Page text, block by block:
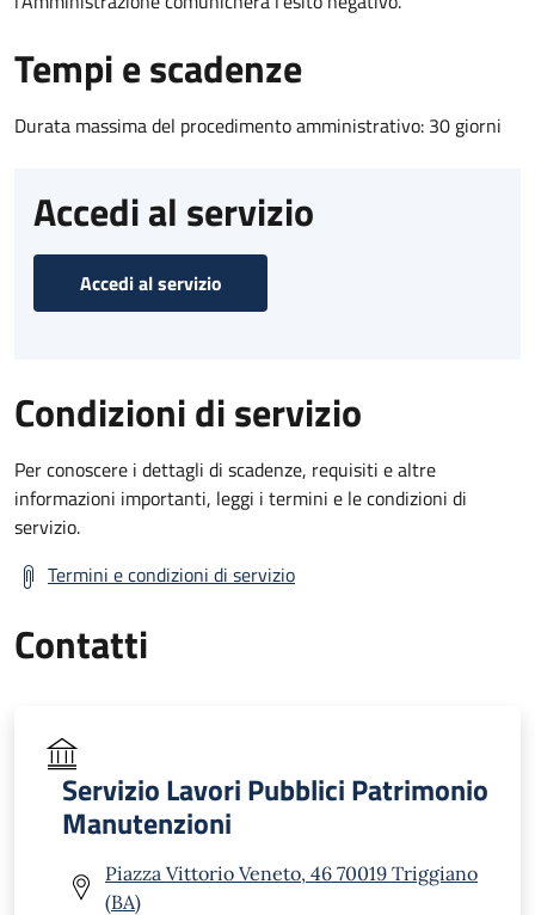
Tempi e scadenze
Durata massima del procedimento amministrativo: 30 giorni
Accedi al servizio
Accedi al servizio
Condizioni di servizio
Per conoscere i dettagli di scadenze, requisiti e altre
informazioni importanti, leggi i termini e le condizioni di
servizio.
Termini e condizioni di servizio
Contatti
Servizio Lavori Pubblici Patrimonio
Manutenzioni
Piazza Vittorio Veneto, 46 70019 Triggiano
(BA)